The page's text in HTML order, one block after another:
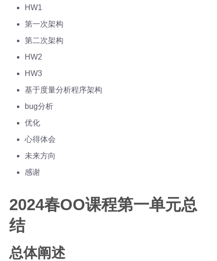
HW1
第一次架构
第二次架构
HW2
HW3
基于度量分析程序架构
bug分析
优化
心得体会
未来方向
感谢
2024春OO课程第一单元总
结
总体阐述